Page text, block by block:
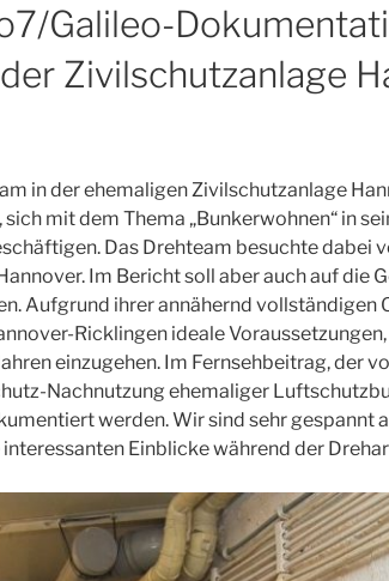
Galileo-
Zivilschutzanlage
in der ehemaligen Zivilschutzanlage
mit dem Thema „Bunkerwohnen“ in
Das Drehteam besuchte dabei
Im Bericht soll aber auch auf die
Aufgrund ihrer annähernd vollständigen
Ricklingen ideale
einzugehen. Im Fernsehbeitrag, der
Nachnutzung ehemaliger
werden. Wir sind sehr gespannt
Einblicke während der